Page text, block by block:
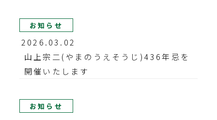
お知らせ
2026.03.02
山上宗二(やまのうえそうじ)436年忌を
開催いたします
お知らせ